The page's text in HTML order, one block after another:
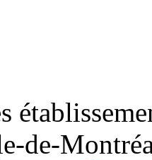
de-